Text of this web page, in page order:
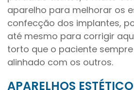
aparelho para melhorar os
confecção dos implantes,
até mesmo para corrigir
torto que o paciente
alinhado com os outros.
APARELHOS